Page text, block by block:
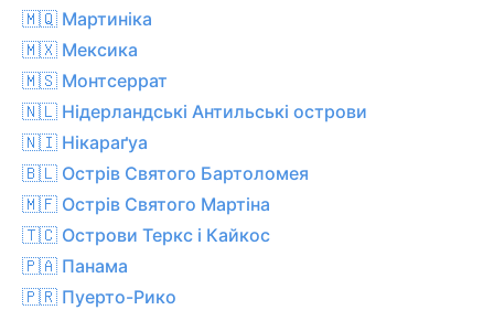
🇲🇶 Мартиніка
🇲🇽 Мексика
🇲🇸 Монтсеррат
🇳🇱 Нідерландські Антильські острови
🇳🇮 Нікараґуа
🇧🇱 Острів Святого Бартоломея
🇲🇫 Острів Святого Мартіна
🇹🇨 Острови Теркс і Кайкос
🇵🇦 Панама
🇵🇷 Пуерто-Рико